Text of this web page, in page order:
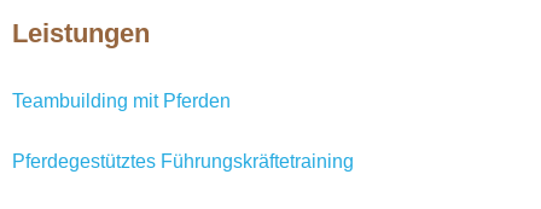
Leistungen
Teambuilding mit Pferden
Pferdegestütztes Führungskräftetraining